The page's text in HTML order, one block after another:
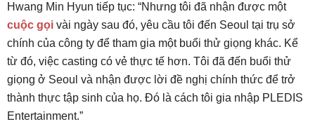
Hwang Min Hyun tiếp tục: “Nhưng tôi đã nhận được một
cuộc gọi vài ngày sau đó, yêu cầu tôi đến Seoul tại trụ sở
chính của công ty để tham gia một buổi thử giọng khác. Kể
từ đó, việc casting có vẻ thực tế hơn. Tôi đã đến buổi thử
giọng ở Seoul và nhận được lời đề nghị chính thức để trở
thành thực tập sinh của họ. Đó là cách tôi gia nhập PLEDIS
Entertainment.”